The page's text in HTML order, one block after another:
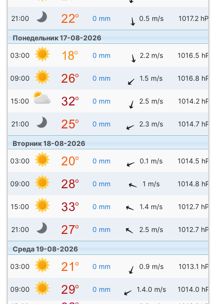
21:00 0 mm 0.5 m/s 1017.2 hPa
Понедельник 17-08-2026
03:00 0 mm 2.2 m/s 1016.5 hPa
09:00 0 mm 1.5 m/s 1016.8 hPa
15:00 0 mm 2.5 m/s 1014.2 hPa
21:00 0 mm 2.3 m/s 1014.7 hPa
Вторник 18-08-2026
03:00 0 mm 0.1 m/s 1014.5 hPa
09:00 0 mm 1 m/s 1014.8 hPa
15:00 0 mm 1.4 m/s 1012.7 hPa
21:00 0 mm 2.5 m/s 1012.7 hPa
Среда 19-08-2026
03:00 0 mm 0.9 m/s 1013.1 hPa
09:00 0 mm 1.4.0 m/s 1014.0 hPa